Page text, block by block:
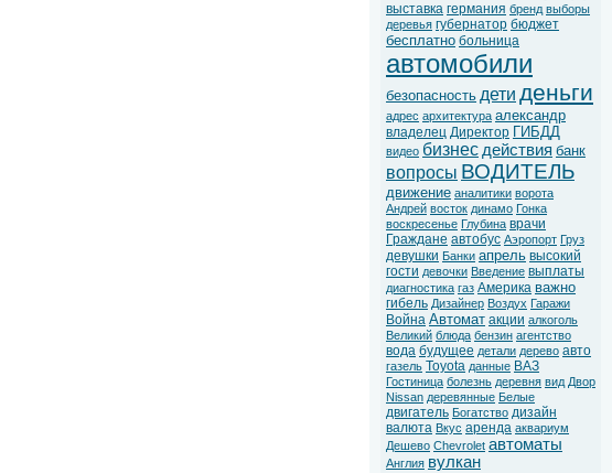
выставка германия бренд выборы
деревья губернатор бюджет
бесплатно больница
автомобили
безопасность дети деньги
адрес архитектура александр
владелец Директор ГИБДД
видео бизнесдействия банк
вопросы ВОДИТЕЛЬ
движение аналитики ворота
Андрей восток динамо Гонка
воскресенье Глубина врачи
Граждане автобус Аэропорт Груз
девушки Банки апрель высокий
гости девочки Введение выплаты
диагностика газ Америка важно
гибель Дизайнер Воздух Гаражи
Война Автомат акции алкоголь
Великий блюда бензин агентство
вода будущее детали дерево авто
газель Toyota данные ВАЗ
Гостиница болезнь деревня вид Двор
Nissan деревянные Белые
двигатель Богатство дизайн
валюта Вкус аренда аквариум
Дешево Chevrolet автоматы
Англия вулкан